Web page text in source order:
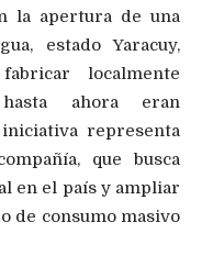
la apertura de una
estado Yaracuy,
localmente
ahora eran
representa
que busca
en el país y ampliar
de consumo masivo